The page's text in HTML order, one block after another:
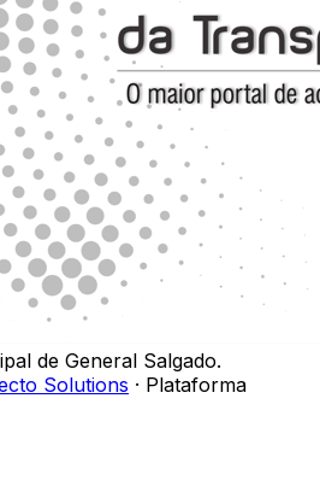
de General Salgado.
Solutions · Plataforma